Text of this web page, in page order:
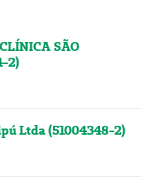
SÃO
2)
Ltda (51004348-2)